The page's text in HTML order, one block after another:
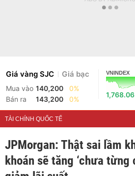
Giá vàng SJC Giá bạc
Mua vào 140,200
0%
Bán ra
143,200 0%
VNINDEX
1,768.06
TÀI CHÍNH QUỐC TẾ
JPMorgan: Thật sai lầm
khoán sẽ tăng ‘chưa từng